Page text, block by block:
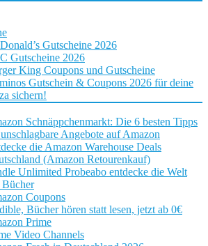
Gutscheine 2026
Gutscheine 2026
King Coupons und Gutscheine
Gutschein & Coupons 2026 für deine
sichern!
Schnäppchenmarkt: Die 6 besten Tipps
Angebote auf Amazon
die Amazon Warehouse Deals
(Amazon Retourenkauf)
Unlimited Probeabo entdecke die Welt
Bücher
Coupons
Bücher hören statt lesen, jetzt ab 0€
Prime
Video Channels